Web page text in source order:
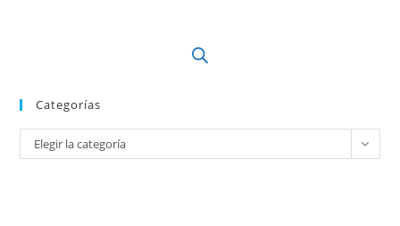
Categorías
Elegir la categoría